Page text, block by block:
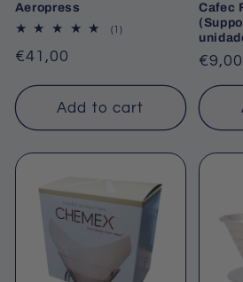
Aeropress
(1)1
Regular
€41,00
Add to cart
Cafec
price
€9,00